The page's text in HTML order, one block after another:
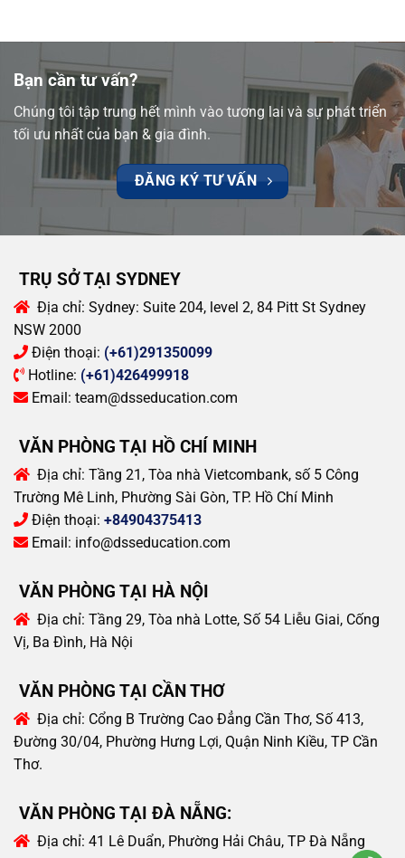
Bạn cần tư vấn?
Chúng tôi tập trung hết mình vào tương lai và sự phát triển
tối ưu nhất của bạn & gia đình.
ĐĂNG KÝ TƯ VẤN
TRỤ SỞ TẠI SYDNEY
Địa chỉ: Sydney: Suite 204, level 2, 84 Pitt St Sydney
NSW 2000
Điện thoại: (+61)291350099
Hotline: (+61)426499918
Email: team@dsseducation.com
VĂN PHÒNG TẠI HỒ CHÍ MINH
Địa chỉ: Tầng 21, Tòa nhà Vietcombank, số 5 Công
Trường Mê Linh, Phường Sài Gòn, TP. Hồ Chí Minh
Điện thoại: +84904375413
Email: info@dsseducation.com
VĂN PHÒNG TẠI HÀ NỘI
Địa chỉ: Tầng 29, Tòa nhà Lotte, Số 54 Liễu Giai, Cống
Vị, Ba Đình, Hà Nội
VĂN PHÒNG TẠI CẦN THƠ
Địa chỉ: Cổng B Trường Cao Đẳng Cần Thơ, Số 413,
Đường 30/04, Phường Hưng Lợi, Quận Ninh Kiều, TP Cần
Thơ.
VĂN PHÒNG TẠI ĐÀ NẴNG:
Địa chỉ: 41 Lê Duẩn, Phường Hải Châu, TP Đà Nẵng